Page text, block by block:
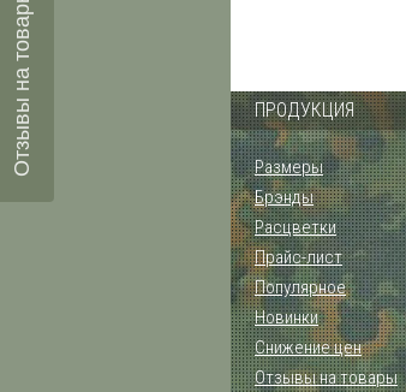
ПРОДУКЦИЯ
Размеры
Брэнды
Расцветки
Прайс-лист
Популярное
Новинки
Снижение цен
Отзывы на товары
Отзывы на товары